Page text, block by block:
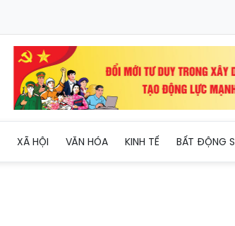
XÃ HỘI VĂN HÓA KINH TẾ BẤT ĐỘNG